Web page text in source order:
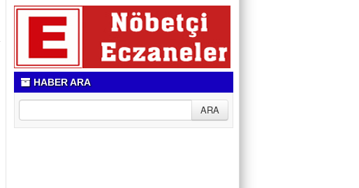
HABER ARA